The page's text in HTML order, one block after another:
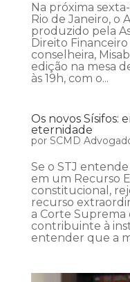
Na próxima
Rio de Janeiro, o
produzido pela
Direito Financeiro
conselheira,
edição na mesa
às 19h, com o...
Os novos Sísifos:
eternidade
por SCMD
Se o STJ
em um Recurso
constitucional,
recurso
a Corte
contribuinte à
entender que a